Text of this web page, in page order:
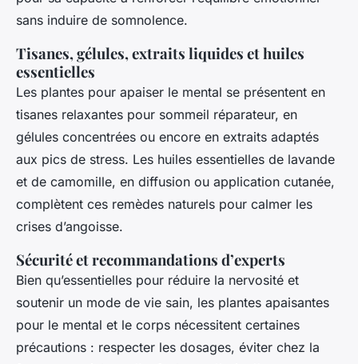
sans induire de somnolence.
Tisanes, gélules, extraits liquides et huiles
essentielles
Les plantes pour apaiser le mental se présentent en
tisanes relaxantes pour sommeil réparateur, en
gélules concentrées ou encore en extraits adaptés
aux pics de stress. Les huiles essentielles de lavande
et de camomille, en diffusion ou application cutanée,
complètent ces remèdes naturels pour calmer les
crises d’angoisse.
Sécurité et recommandations d’experts
Bien qu’essentielles pour réduire la nervosité et
soutenir un mode de vie sain, les plantes apaisantes
pour le mental et le corps nécessitent certaines
précautions : respecter les dosages, éviter chez la